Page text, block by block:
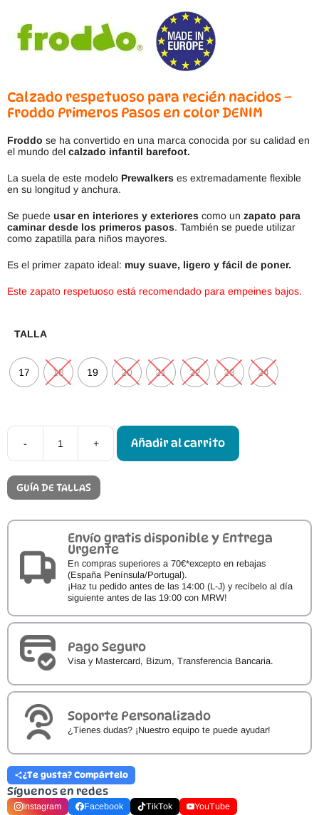
Calzado respetuoso para recién nacidos –
Froddo Primeros Pasos en color DENIM
Froddo se ha convertido en una marca conocida por su calidad en
el mundo del calzado infantil barefoot.
La suela de este modelo Prewalkers es extremadamente flexible
en su longitud y anchura.
Se puede usar en interiores y exteriores como un zapato para
caminar desde los primeros pasos. También se puede utilizar
como zapatilla para niños mayores.
Es el primer zapato ideal: muy suave, ligero y fácil de poner.
Este zapato respetuoso está recomendado para empeines bajos.
TALLA
17 18 19 20 21 22 23 24
-
Froddo
Prewalkers
+ Añadir al carrito
GUÍA DE TALLAS
Envío gratis disponible y Entrega
Urgente
En compras superiores a 70€*excepto en rebajas
(España Península/Portugal).
¡Haz tu pedido antes de las 14:00 (L-J) y recíbelo al día
siguiente antes de las 19:00 con MRW!
Pago Seguro
Visa y Mastercard, Bizum, Transferencia Bancaria.
Soporte Personalizado
¿Tienes dudas? ¡Nuestro equipo te puede ayudar!
¿Te gusta? Compártelo
Síguenos en redes
Instagram Facebook TikTok YouTube